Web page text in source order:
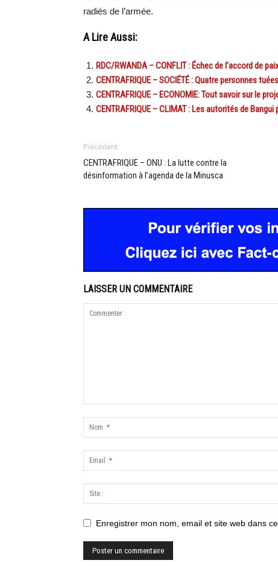
radiés de l’armée.
A Lire Aussi:
RDC/RWANDA – CONFLIT : Échec de l’accord de
CENTRAFRIQUE – SOCIÉTÉ : Quatre personnes
CENTRAFRIQUE – ECONOMIE: Tout savoir sur le
CENTRAFRIQUE – CLIMAT : Les autorités de
Précédent
CENTRAFRIQUE – ONU : La lutte contre la
désinformation à l’agenda de la Minusca
LAISSER UN COMMENTAIRE
Enregistrer mon nom, email et site web dans